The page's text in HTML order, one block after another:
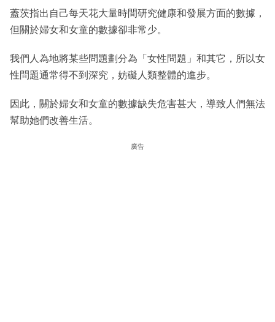
蓋茨指出自己每天花大量時間研究健康和發展方面的數據，
但關於婦女和女童的數據卻非常少。
我們人為地將某些問題劃分為「女性問題」和其它，所以女
性問題通常得不到深究，妨礙人類整體的進步。
因此，關於婦女和女童的數據缺失危害甚大，導致人們無法
幫助她們改善生活。
廣告